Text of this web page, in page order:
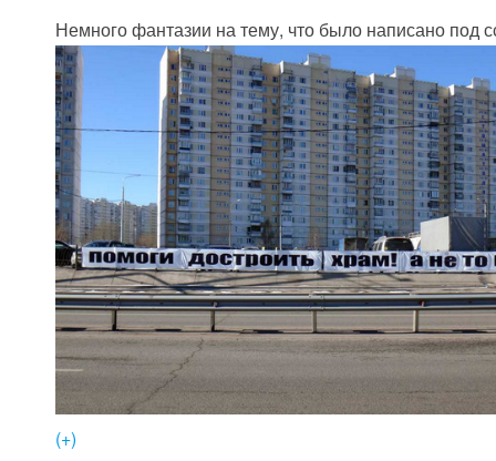
Немного фантазии на тему, что было написано под
(+)